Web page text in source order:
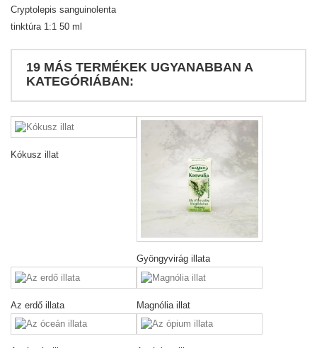
Cryptolepis sanguinolenta
tinktúra 1:1 50 ml
19 MÁS TERMÉKEK UGYANABBAN A
KATEGÓRIÁBAN:
Kókusz illat
Gyöngyvirág illata
Az erdő illata Magnólia illat